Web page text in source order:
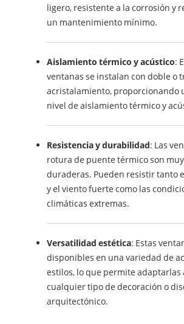
ligero, resistente a la corrosión y
un mantenimiento mínimo.
Aislamiento térmico y acústico:
ventanas se instalan con doble o
acristalamiento, proporcionando
nivel de aislamiento térmico y
Resistencia y durabilidad: Las
rotura de puente térmico son muy
duraderas. Pueden resistir tanto
y el viento fuerte como las
climáticas extremas.
Versatilidad estética: Estas
disponibles en una variedad de
estilos, lo que permite adaptarlas
cualquier tipo de decoración o
arquitectónico.